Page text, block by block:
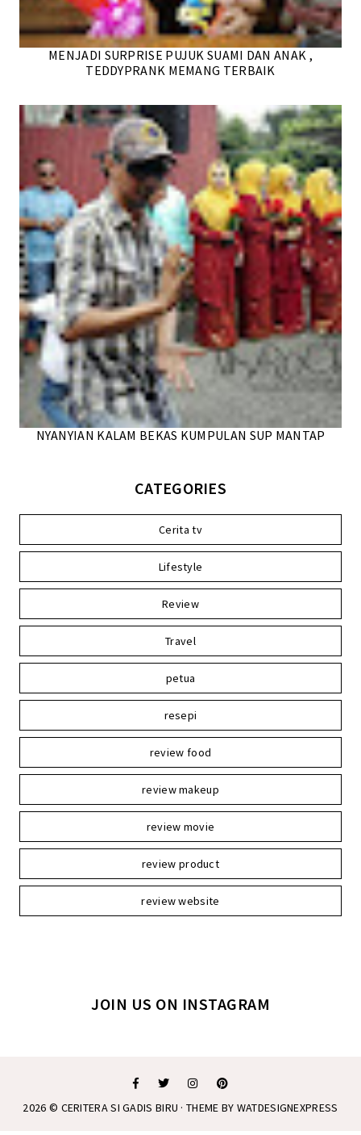
MENJADI SURPRISE PUJUK SUAMI DAN ANAK ,
TEDDYPRANK MEMANG TERBAIK
NYANYIAN KALAM BEKAS KUMPULAN SUP MANTAP
CATEGORIES
Cerita tv
Lifestyle
Review
Travel
petua
resepi
review food
review makeup
review movie
review product
review website
JOIN US ON INSTAGRAM
2026 © CERITERA SI GADIS BIRU · THEME BY WATDESIGNEXPRESS